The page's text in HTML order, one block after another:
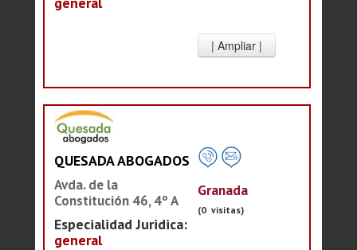
QUESADA ABOGADOS
Avda. de la
Constitución 46, 4º A
Especialidad Juridica:
general
Granada
(0 visitas)